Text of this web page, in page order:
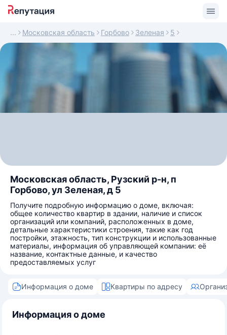
Московская область Горбово Зеленая 5
Московская область, Рузский р-н, п
Горбово, ул Зеленая, д 5
Получите подробную информацию о доме, включая:
общее количество квартир в здании, наличие и список
организаций или компаний, расположенных в доме,
детальные характеристики строения, такие как год
постройки, этажность, тип конструкции и использованные
материалы, информация об управляющей компании: её
название, контактные данные, и качество
предоставляемых услуг
Информация о доме Квартиры по адресу
Информация о доме